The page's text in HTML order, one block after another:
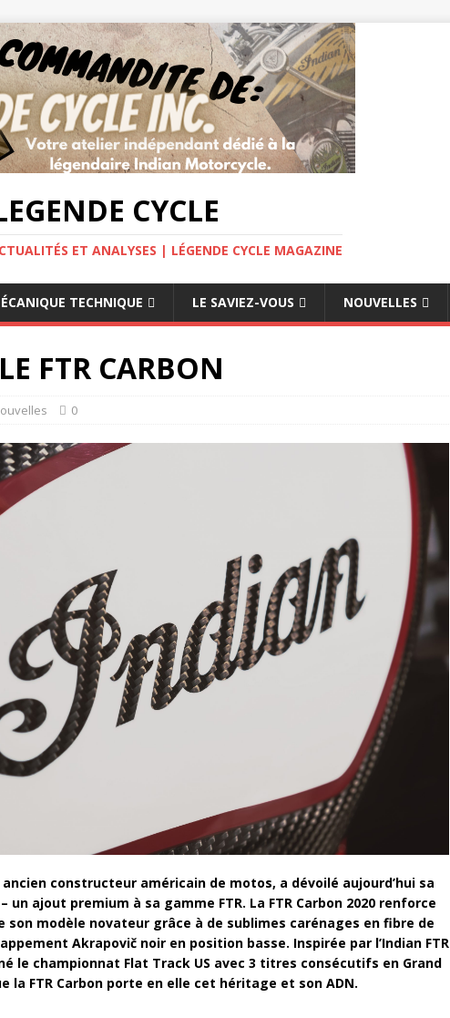
CYCLE
ET ANALYSES | LÉGENDE CYCLE MAGAZINE
TECHNIQUE LE SAVIEZ-VOUS NOUVELLES
FTR CARBON
0
constructeur américain de motos, a dévoilé aujourd’hui sa
un ajout premium à sa gamme FTR. La FTR Carbon 2020 renforce
son modèle novateur grâce à de sublimes carénages en fibre de
Akrapovič noir en position basse. Inspirée par l’Indian FTR
le championnat Flat Track US avec 3 titres consécutifs en Grand
la FTR Carbon porte en elle cet héritage et son ADN.